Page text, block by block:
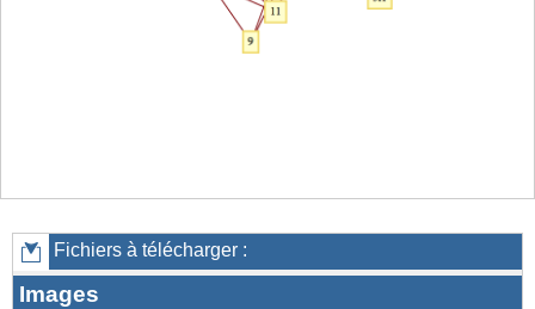
Fichiers à télécharger :
Images